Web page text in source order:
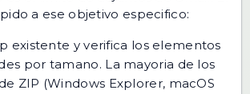
a ese objetivo especifico:
existente y verifica los elementos
por tamano. La mayoria de los
ZIP (Windows Explorer, macOS